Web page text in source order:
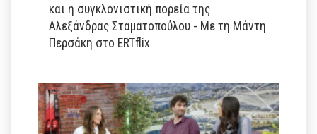
και η συγκλονιστική πορεία της
Αλεξάνδρας Σταματοπούλου - Με τη Μάντη
Περσάκη στο ERTflix